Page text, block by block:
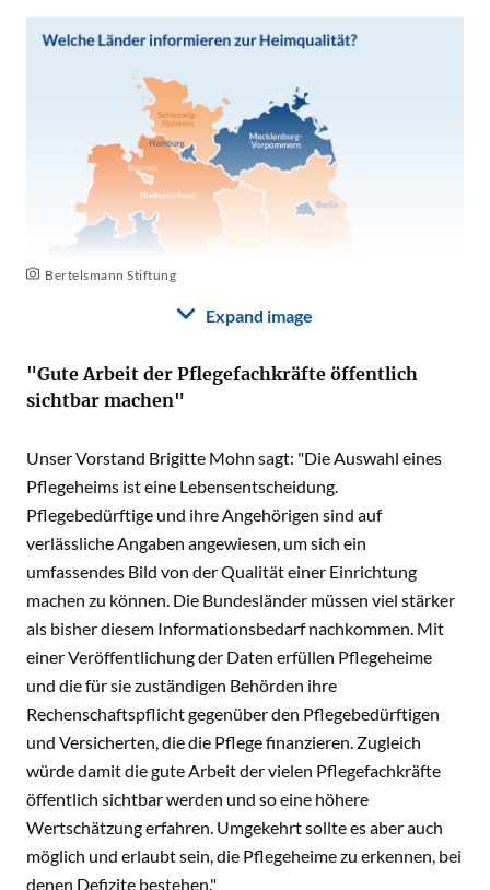
Bertelsmann Stiftung
Expand image
"Gute Arbeit der Pflegefachkräfte öffentlich
sichtbar machen"
Unser Vorstand Brigitte Mohn sagt: "Die Auswahl eines
Pflegeheims ist eine Lebensentscheidung.
Pflegebedürftige und ihre Angehörigen sind auf
verlässliche Angaben angewiesen, um sich ein
umfassendes Bild von der Qualität einer Einrichtung
machen zu können. Die Bundesländer müssen viel stärker
als bisher diesem Informationsbedarf nachkommen. Mit
einer Veröffentlichung der Daten erfüllen Pflegeheime
und die für sie zuständigen Behörden ihre
Rechenschaftspflicht gegenüber den Pflegebedürftigen
und Versicherten, die die Pflege finanzieren. Zugleich
würde damit die gute Arbeit der vielen Pflegefachkräfte
öffentlich sichtbar werden und so eine höhere
Wertschätzung erfahren. Umgekehrt sollte es aber auch
möglich und erlaubt sein, die Pflegeheime zu erkennen, bei
denen Defizite bestehen."